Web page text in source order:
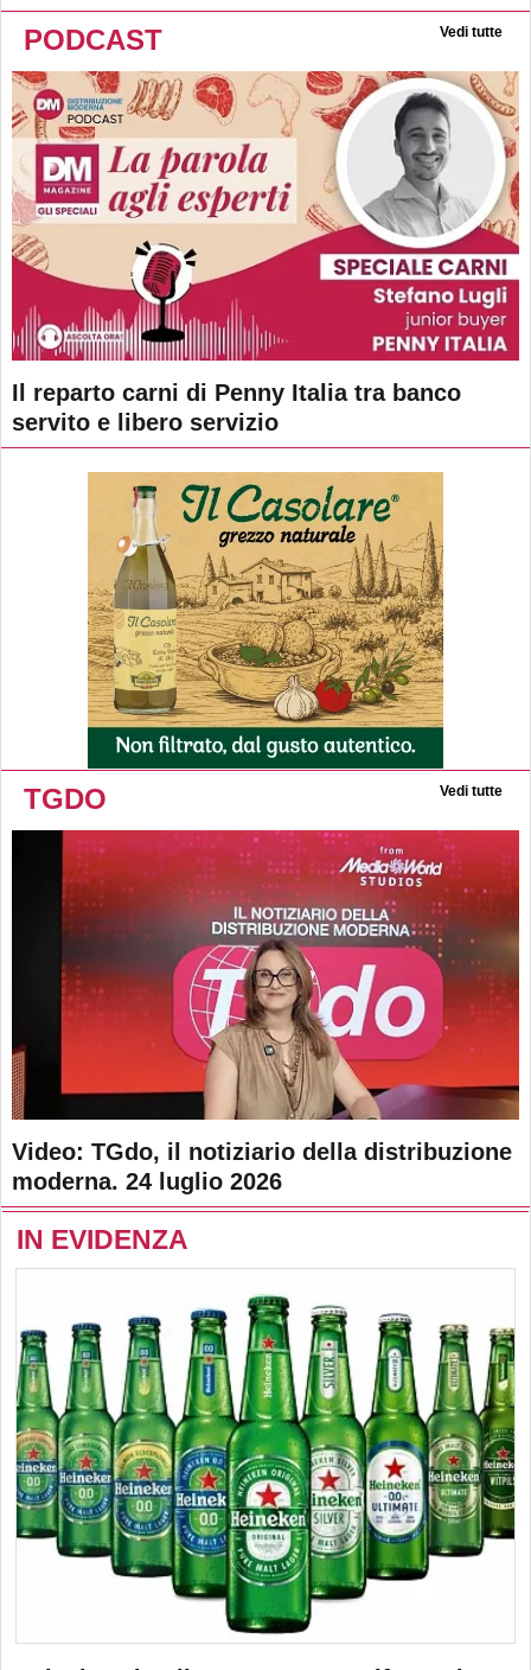
PODCAST Vedi tutte
Il reparto carni di Penny Italia tra banco
servito e libero servizio
TGDO Vedi tutte
Video: TGdo, il notiziario della distribuzione
moderna. 24 luglio 2026
IN EVIDENZA